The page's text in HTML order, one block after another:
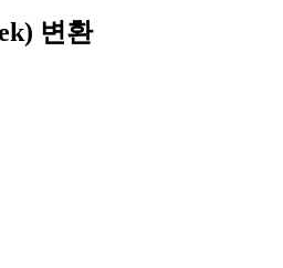
변환